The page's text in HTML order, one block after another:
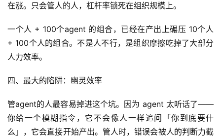
I
实
干
群
营
记
录
在涨。只会管人的人，杠杆率锁死在组织规模上。
一个人 + 100个agent 的组合，已经在产出上碾压 10个人
+ 100个人的组合。不是人不行，是组织摩擦吃掉了大部分
人力效率。
四、最大的陷阱：幽灵效率
管agent的人最容易掉进这个坑。因为 agent 太听话了——
你给一个模糊指令，它不会像人一样追问「你到底要什
么」，它会直接开始产出。管人时，错误会被人的判断力截